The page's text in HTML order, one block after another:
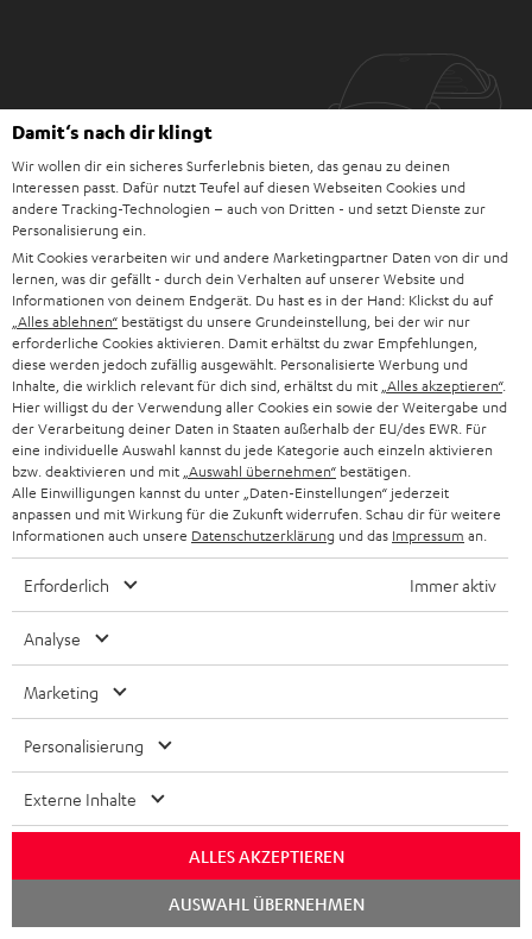
Downloads und Service
D
o
k
u
e
n
t
e
z
Bedienungsanleitung: Polar Ignite 2
Konformitätserklärung: Polar Ignite 2
Safety Booklet: AIRY SPORTS TWS
Quick Start Guide: AIRY SPORTS TWS
Pairing Manual
P
Hilfe zu diesem Produkt
Damit‘s nach dir klingt
Wir wollen dir ein sicheres Surferlebnis bieten, das genau zu deinen
Interessen passt. Dafür nutzt Teufel auf diesen Webseiten Cookies und
andere Tracking-Technologien – auch von Dritten - und setzt Dienste zur
Personalisierung ein.
Mit Cookies verarbeiten wir und andere Marketingpartner Daten von dir und
lernen, was dir gefällt - durch dein Verhalten auf unserer Website und
Informationen von deinem Endgerät. Du hast es in der Hand: Klickst du auf
„Alles ablehnen“ bestätigst du unsere Grundeinstellung, bei der wir nur
erforderliche Cookies aktivieren. Damit erhältst du zwar Empfehlungen,
diese werden jedoch zufällig ausgewählt. Personalisierte Werbung und
Inhalte, die wirklich relevant für dich sind, erhältst du mit „Alles akzeptieren“.
Hier willigst du der Verwendung aller Cookies ein sowie der Weitergabe und
der Verarbeitung deiner Daten in Staaten außerhalb der EU/des EWR. Für
eine individuelle Auswahl kannst du jede Kategorie auch einzeln aktivieren
bzw. deaktivieren und mit „Auswahl übernehmen“ bestätigen.
Alle Einwilligungen kannst du unter „Daten-Einstellungen“ jederzeit
anpassen und mit Wirkung für die Zukunft widerrufen. Schau dir für weitere
Informationen auch unsere Datenschutzerklärung und das Impressum an.
Erforderlich Immer aktiv
Analyse
Marketing
Personalisierung
Externe Inhalte
ALLES AKZEPTIEREN
AUSWAHL ÜBERNEHMEN